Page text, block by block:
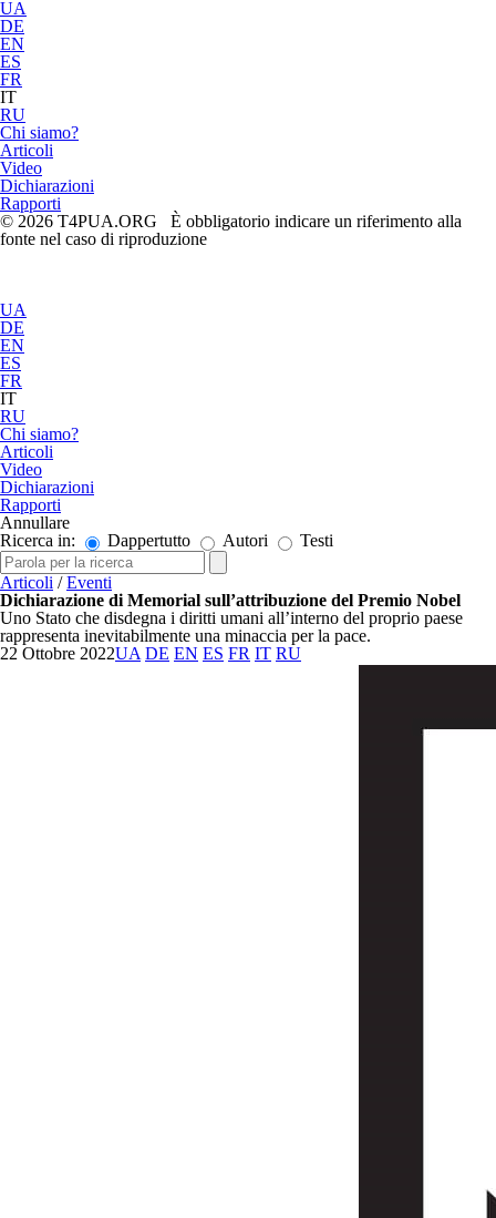
UA
DE
EN
ES
FR
IT
RU
Chi siamo?
Articoli
Video
Dichiarazioni
Rapporti
© 2026 T4PUA.ORG È obbligatorio indicare un riferimento alla
fonte nel caso di riproduzione
UA
DE
EN
ES
FR
IT
RU
Chi siamo?
Articoli
Video
Dichiarazioni
Rapporti
Annullare
Ricerca in:
Dappertutto Autori Testi
Articoli /Eventi
Dichiarazione di Memorial sull’attribuzione del Premio Nobel
Uno Stato che disdegna i diritti umani all’interno del proprio paese
rappresenta inevitabilmente una minaccia per la pace.
22 Ottobre 2022UA DE EN ES FR IT RU